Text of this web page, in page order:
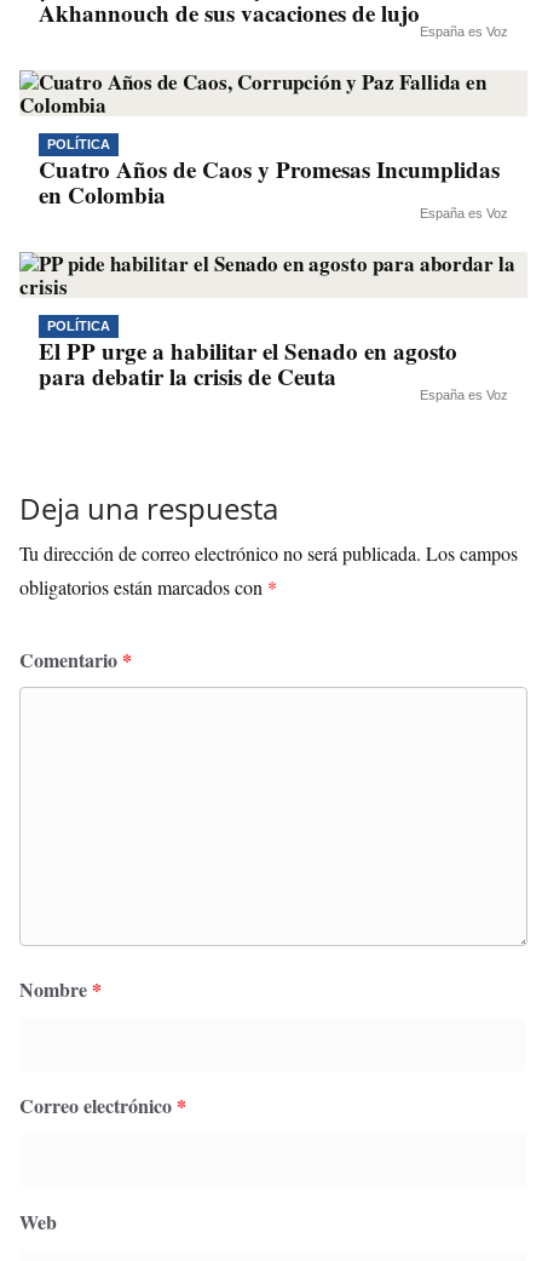
Akhannouch de sus vacaciones de lujo
España es Voz
POLÍTICA
Cuatro Años de Caos y Promesas Incumplidas
en Colombia
España es Voz
POLÍTICA
El PP urge a habilitar el Senado en agosto
para debatir la crisis de Ceuta
España es Voz
Deja una respuesta
Tu dirección de correo electrónico no será publicada. Los campos
obligatorios están marcados con *
Comentario *
Nombre *
Correo electrónico *
Web